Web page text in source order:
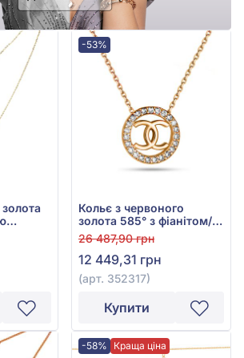
-53%
Кольє з червоного
золота 585° з фіанітом/
куб.цирконієм, арт.
352317
26 487,90 грн
12 449,31 грн
(арт. 352317)
Купити
-58% Краща ціна